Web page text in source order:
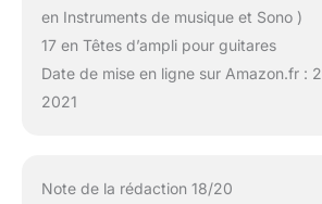
en Instruments de musique et Sono )
17 en Têtes d’ampli pour guitares
Date de mise en ligne sur Amazon.fr :
2021
Note de la rédaction 18/20